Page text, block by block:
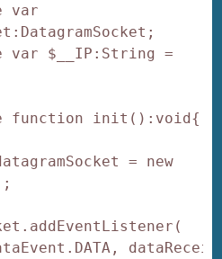
=
init():void{
= new